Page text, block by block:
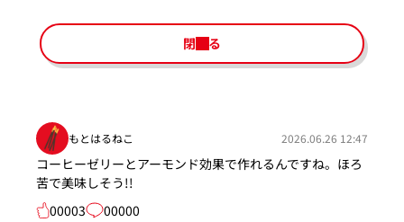
閉じる
もとはるねこ 2026.06.26 12:47
コーヒーゼリーとアーモンド効果で作れるんですね。ほろ
苦で美味しそう!!
00003
00000